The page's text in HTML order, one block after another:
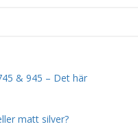
& 945 – Det här
matt silver?